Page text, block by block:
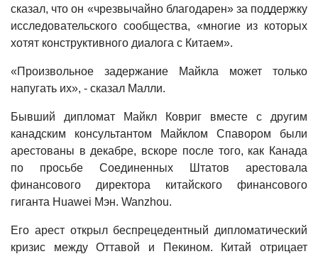
сказал, что он «чрезвычайно благодарен» за поддержку
исследовательского сообщества, «многие из которых
хотят конструктивного диалога с Китаем».
«Произвольное задержание Майкла может только
напугать их», - сказал Малли.
Бывший дипломат Майкл Ковриг вместе с другим
канадским консультантом Майклом Спавором были
арестованы в декабре, вскоре после того, как Канада
по просьбе Соединенных Штатов арестовала
финансового директора китайского финансового
гиганта Huawei Мэн. Wanzhou.
Его арест открыл беспрецедентный дипломатический
кризис между Оттавой и Пекином. Китай отрицает